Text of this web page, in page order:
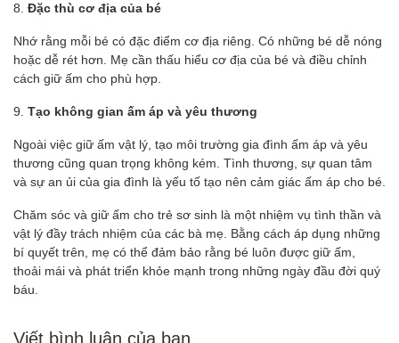
8. Đặc thù cơ địa của bé
Nhớ rằng mỗi bé có đặc điểm cơ địa riêng. Có những bé dễ nóng
hoặc dễ rét hơn. Mẹ cần thấu hiểu cơ địa của bé và điều chỉnh
cách giữ ấm cho phù hợp.
9. Tạo không gian ấm áp và yêu thương
Ngoài việc giữ ấm vật lý, tạo môi trường gia đình ấm áp và yêu
thương cũng quan trọng không kém. Tình thương, sự quan tâm
và sự an ủi của gia đình là yếu tố tạo nên cảm giác ấm áp cho bé.
Chăm sóc và giữ ấm cho trẻ sơ sinh là một nhiệm vụ tình thần và
vật lý đầy trách nhiệm của các bà mẹ. Bằng cách áp dụng những
bí quyết trên, mẹ có thể đảm bảo rằng bé luôn được giữ ấm,
thoải mái và phát triển khỏe mạnh trong những ngày đầu đời quý
báu.
Viết bình luận của bạn